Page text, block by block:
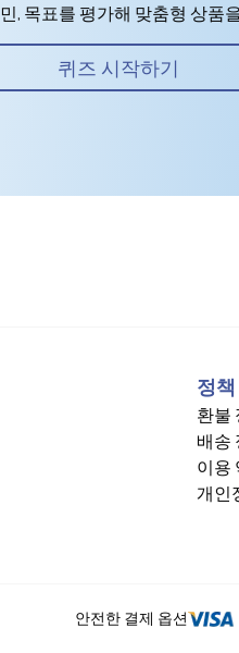
, 목표를 평가해 맞춤형 상품
퀴즈 시작하기
정책
환불
배송
이용
개인
안전한 결제 옵션